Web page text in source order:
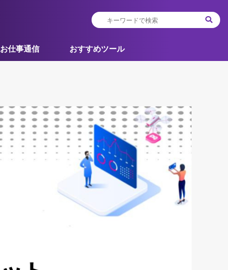
お仕事通信 おすすめツール